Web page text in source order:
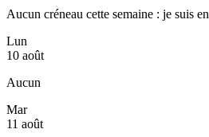
Aucun créneau cette semaine : je suis
Lun
10 août
Aucun
Mar
11 août